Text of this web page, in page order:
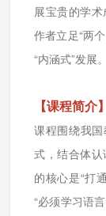
展宝贵的学
作者立足“两
“内涵式”发展。
【课程简介】
课程围绕我
式，结合体
的核心是“打
“必须学习语